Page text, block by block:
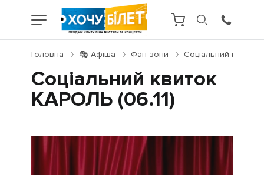
Головна 🎭 Афіша Фан зони Соціальний квиток
Соціальний квиток
КАРОЛЬ (06.11)